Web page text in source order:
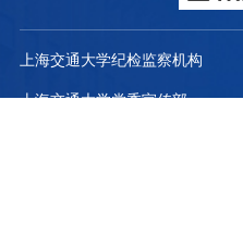
上海交通大学纪检监察机构
上海交通大学党委宣传部